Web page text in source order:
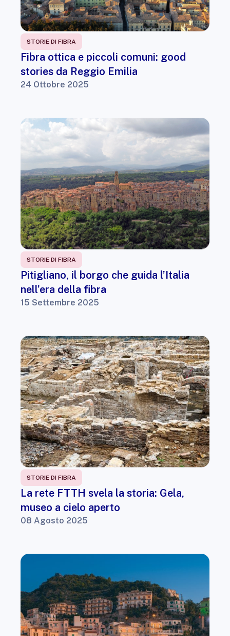
STORIE DI FIBRA
Fibra ottica e piccoli comuni: good
stories da Reggio Emilia
24 Ottobre 2025
STORIE DI FIBRA
Pitigliano, il borgo che guida l’Italia
nell’era della fibra
15 Settembre 2025
STORIE DI FIBRA
La rete FTTH svela la storia: Gela,
museo a cielo aperto
08 Agosto 2025